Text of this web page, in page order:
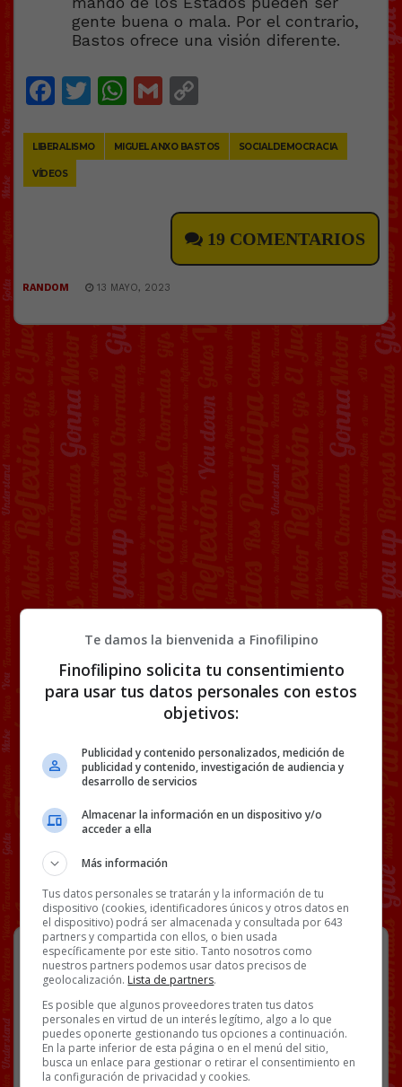
gente buena o mala. Por el contrario,
Bastos ofrece una visión diferente.
Facebook
Twitter
WhatsApp
Gmail
LIBERALISMO MIGUEL ANXO BASTOS SOCIALDEMOCRACIA
VÍDEOS
19 COMENTARIOS
RANDOM 13 MAYO, 2023
Claro, desde que no incluyen
cargador ya te los pueden enviar
dentro de una carta por correo
postal :D
Te damos la bienvenida a Finofilipino
Finofilipino solicita tu consentimiento
para usar tus datos personales con estos
objetivos:
Publicidad y contenido personalizados, medición de
publicidad y contenido, investigación de audiencia y
desarrollo de servicios
Almacenar la información en un dispositivo y/o
acceder a ella
Más información
Tus datos personales se tratarán y la información de tu
dispositivo (cookies, identificadores únicos y otros datos en
el dispositivo) podrá ser almacenada y consultada por 643
partners y compartida con ellos, o bien usada
específicamente por este sitio. Tanto nosotros como
nuestros partners podemos usar datos precisos de
geolocalización. Lista de partners.
Es posible que algunos proveedores traten tus datos
personales en virtud de un interés legítimo, algo a lo que
puedes oponerte gestionando tus opciones a continuación.
En la parte inferior de esta página o en el menú del sitio,
busca un enlace para gestionar o retirar el consentimiento en
la configuración de privacidad y cookies.